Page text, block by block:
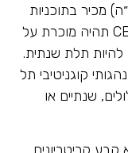
מכיר בתוכניות
לימוד דו שנתיות, אך כדי שתוכנית ה-CBT תהיה מוכרת על
להיות תלת שנתית.
קוגניטיבי תל
שנתיים או